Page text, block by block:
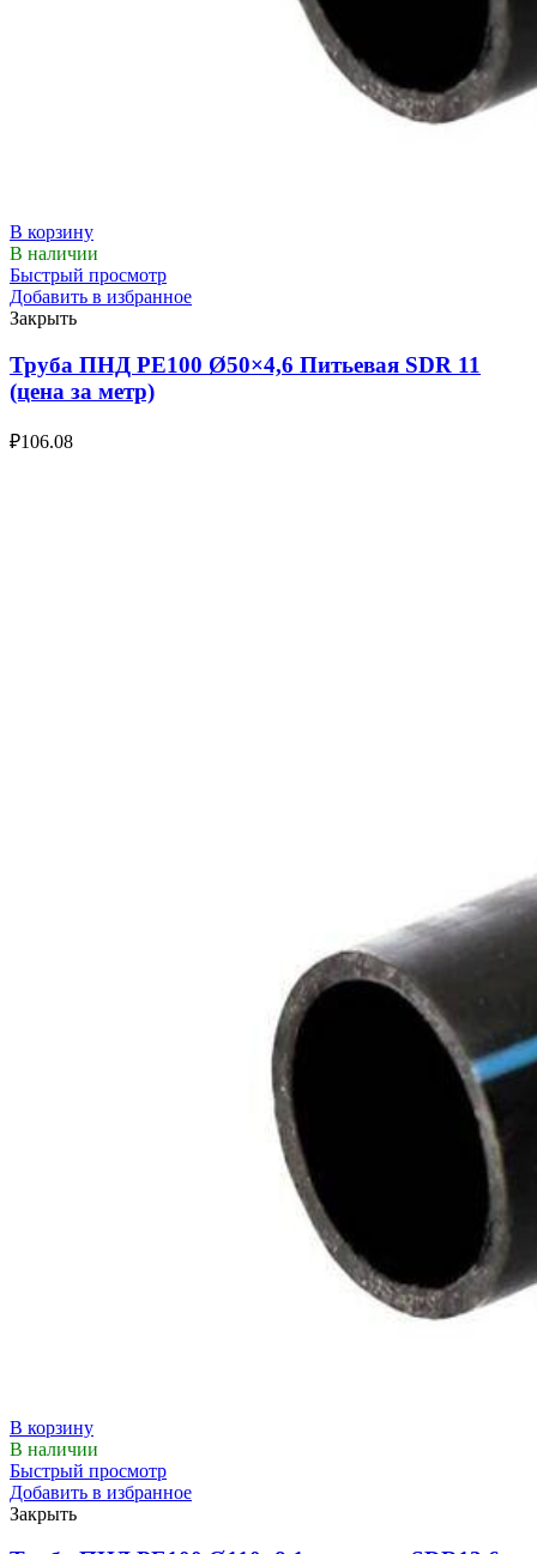
В корзину
В наличии
Быстрый просмотр
Добавить в избранное
Закрыть
Труба ПНД РЕ100 Ø50×4,6 Питьевая SDR 11
(цена за метр)
₽106.08
В корзину
В наличии
Быстрый просмотр
Добавить в избранное
Закрыть